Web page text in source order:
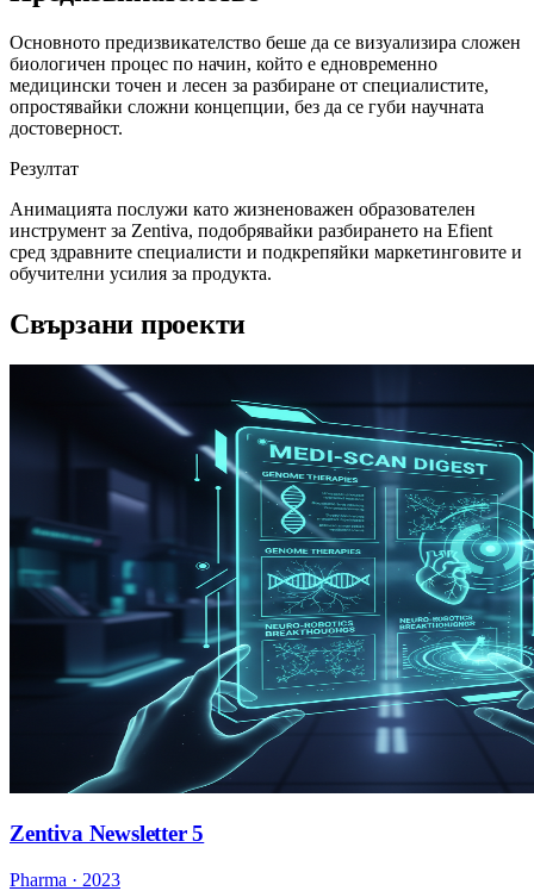
Основното предизвикателство беше да се визуализира сложен
биологичен процес по начин, който е едновременно
медицински точен и лесен за разбиране от специалистите,
опростявайки сложни концепции, без да се губи научната
достоверност.
Резултат
Анимацията послужи като жизненоважен образователен
инструмент за Zentiva, подобрявайки разбирането на Efient
сред здравните специалисти и подкрепяйки маркетинговите и
обучителни усилия за продукта.
Свързани проекти
Zentiva Newsletter 5
Pharma · 2023